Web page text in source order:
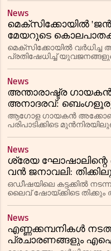
ദുരുപയോഗിച്ച്
News
മെക്സിക്കോയിൽ 'ജൻ
മേയറുടെ
രാജ്യവ്യാപക
കനക്കുന്നു
മെക്സിക്കോയിൽ വർധിച്ച
പ്രതിഷേധിച്ച്
തിരികൊളുത്തിയത്.
പ്രതിഷേധം അക്രമാ
News
അന്താരാഷ്ട്ര
അനാദരവ്: ബെംഗളൂരു
'അതിക്രമം'
ആഗോള ഗായകൻ
പരിപാടിക്കിടെ
സമൂഹമാധ്യമങ്ങളിൽ വൻ പ്
News
ശ്രേയ
വൻ ജനാവലി:
പേർക്ക് ബോധക്ഷയം
ഒഡീഷയിലെ കട്ടക്കിൽ
ലൈവ് ഷോയ്ക്കിടെ തിക്കും
ഉടൻ മെഡിക്കൽ
News
എണ്ണക്കമ്പനികൾ
പ്രചാരണങ്ങളും എഐ